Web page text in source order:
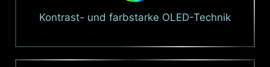
Kontrast- und farbstarke OLED-Technik